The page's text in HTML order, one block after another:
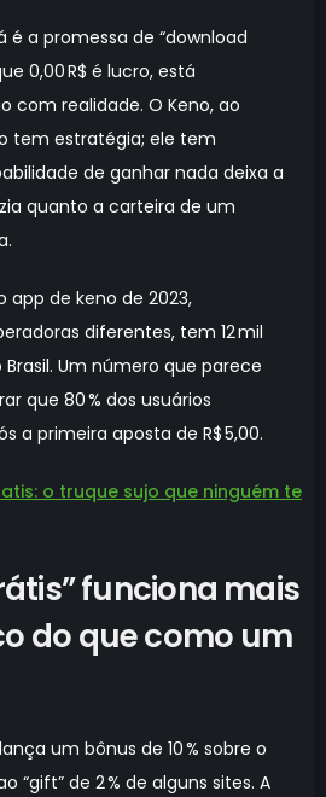
é a promessa de “download
0,00 R$ é lucro, está
com realidade. O Keno, ao
tem estratégia; ele tem
de ganhar nada deixa a
quanto a carteira de um
app de keno de 2023,
diferentes, tem 12 mil
Um número que parece
que 80 % dos usuários
a primeira aposta de R$ 5,00.
o truque sujo que ninguém te
funciona mais
do que como um
um bônus de 10 % sobre o
“gift” de 2 % de alguns sites. A